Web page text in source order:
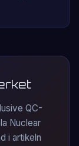
QC-
Nuclear
i artikeln